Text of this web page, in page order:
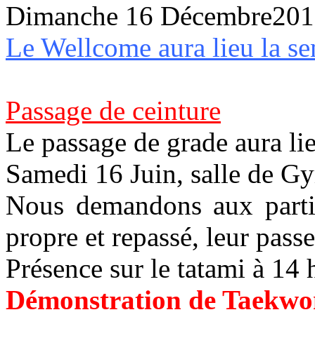
Dimanche 16
Le Wellcome aura lieu la
Passage de ceinture
Le passage de grade aura
Samedi 16 Juin, salle de
Nous demandons aux
propre et repassé, leur
Présence sur le tatami à 14
Démonstration de